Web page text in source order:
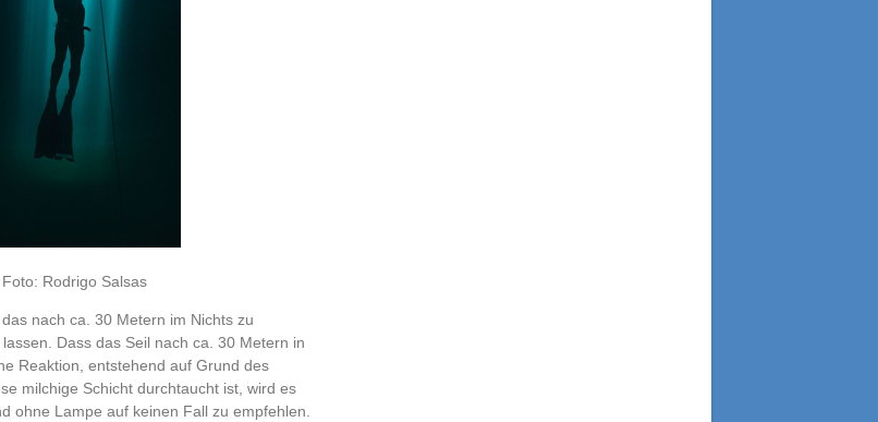
Foto: Rodrigo Salsas
nach ca. 30 Metern im Nichts zu
Dass das Seil nach ca. 30 Metern in
Reaktion, entstehend auf Grund des
milchige Schicht durchtaucht ist, wird es
ohne Lampe auf keinen Fall zu empfehlen.